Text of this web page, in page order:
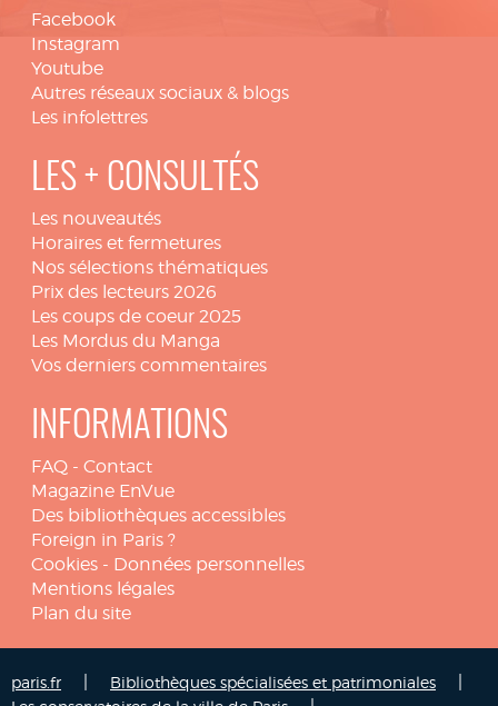
Facebook
Instagram
Youtube
Autres réseaux sociaux & blogs
Les infolettres
LES + CONSULTÉS
Les nouveautés
Horaires et fermetures
Nos sélections thématiques
Prix des lecteurs 2026
Les coups de coeur 2025
Les Mordus du Manga
Vos derniers commentaires
INFORMATIONS
FAQ - Contact
Magazine EnVue
Des bibliothèques accessibles
Foreign in Paris ?
Cookies - Données personnelles
Mentions légales
Plan du site
paris.fr Bibliothèques spécialisées et patrimoniales